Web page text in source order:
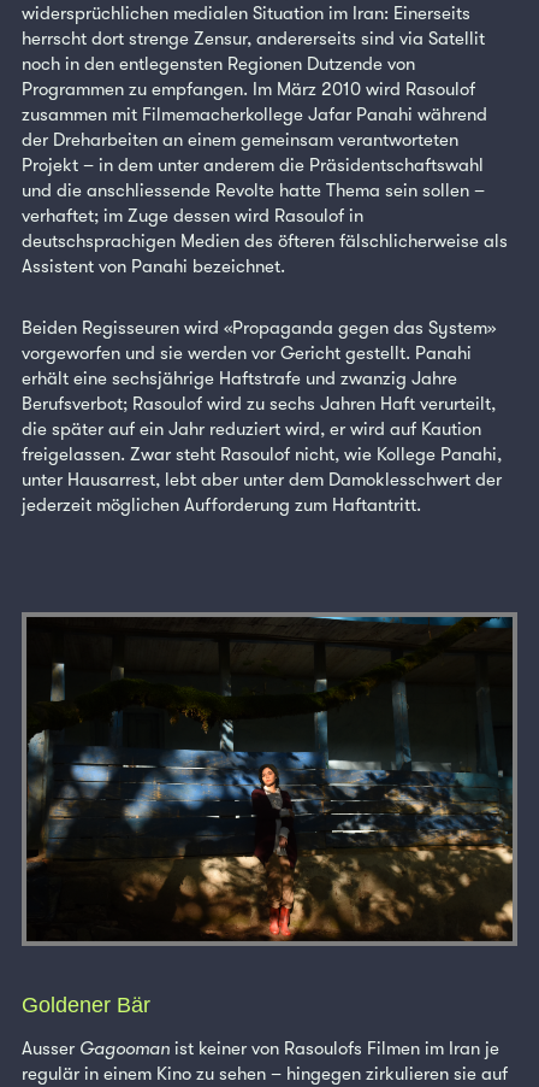
widersprüchlichen medialen Situation im Iran: Einerseits
herrscht dort strenge Zensur, andererseits sind via Satellit
noch in den entlegensten Regionen Dutzende von
Programmen zu empfangen. Im März 2010 wird Rasoulof
zusammen mit Filmemacherkollege Jafar Panahi während
der Dreharbeiten an einem gemeinsam verantworteten
Projekt – in dem unter anderem die Präsidentschaftswahl
und die anschliessende Revolte hatte Thema sein sollen –
verhaftet; im Zuge dessen wird Rasoulof in
deutschsprachigen Medien des öfteren fälschlicherweise als
Assistent von Panahi bezeichnet.
Beiden Regisseuren wird «Propaganda gegen das System»
vorgeworfen und sie werden vor Gericht gestellt. Panahi
erhält eine sechsjährige Haftstrafe und zwanzig Jahre
Berufsverbot; Rasoulof wird zu sechs Jahren Haft verurteilt,
die später auf ein Jahr reduziert wird, er wird auf Kaution
freigelassen. Zwar steht Rasoulof nicht, wie Kollege Panahi,
unter Hausarrest, lebt aber unter dem Damoklesschwert der
jederzeit möglichen Aufforderung zum Haftantritt.
Goldener Bär
Ausser Gagooman ist keiner von Rasoulofs Filmen im Iran je
regulär in einem Kino zu sehen – hingegen zirkulieren sie auf